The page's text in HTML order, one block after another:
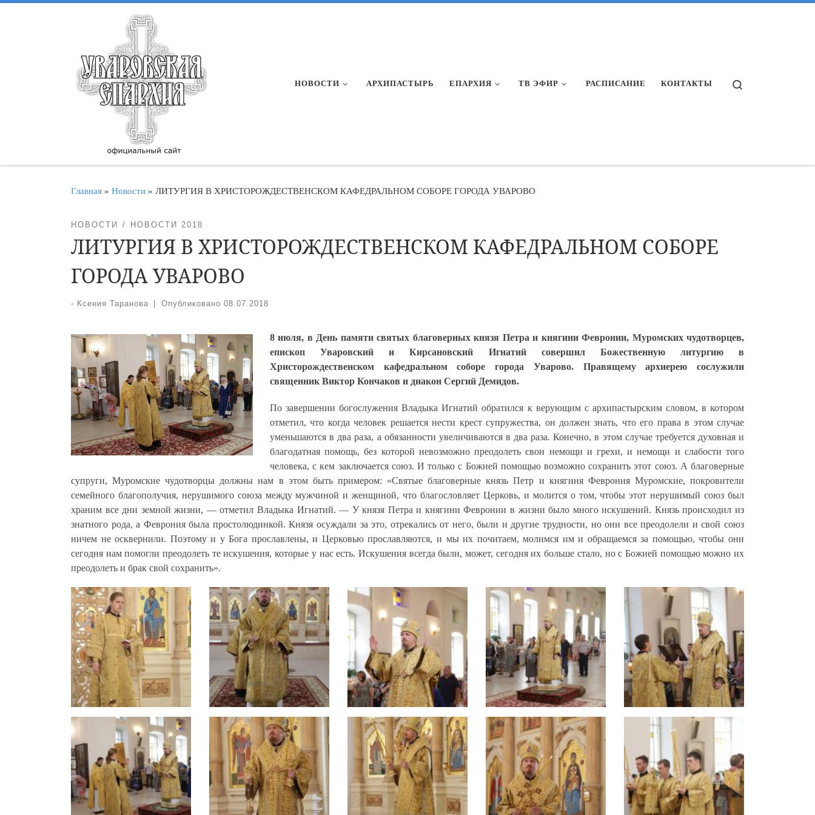
НОВОСТИ АРХИПАСТЫРЬ ЕПАРХИЯ ТВ ЭФИР РАСПИСАНИЕ КОНТАКТЫ
Главная » Новости » ЛИТУРГИЯ В ХРИСТОРОЖДЕСТВЕНСКОМ КАФЕДРАЛЬНОМ СОБОРЕ ГОРОДА УВАРОВО
НОВОСТИ НОВОСТИ 2018
ЛИТУРГИЯ В ХРИСТОРОЖДЕСТВЕНСКОМ КАФЕДРАЛЬНОМ СОБОРЕ
ГОРОДА УВАРОВО
- Ксения Таранова Опубликовано 08.07.2018
8 июля, в День памяти святых благоверных князя Петра и княгини Февронии, Муромских чудотворцев,
епископ Уваровский и Кирсановский Игнатий совершил Божественную литургию в
Христорождественском кафедральном соборе города Уварово. Правящему архиерею сослужили
священник Виктор Кончаков и диакон Сергий Демидов.
По завершении богослужения Владыка Игнатий обратился к верующим с архипастырским словом, в котором
отметил, что когда человек решается нести крест супружества, он должен знать, что его права в этом случае
уменьшаются в два раза, а обязанности увеличиваются в два раза. Конечно, в этом случае требуется духовная и
благодатная помощь, без которой невозможно преодолеть свои немощи и грехи, и немощи и слабости того
человека, с кем заключается союз. И только с Божией помощью возможно сохранить этот союз. А благоверные
супруги, Муромские чудотворцы должны нам в этом быть примером: «Святые благоверные князь Петр и княгиня Феврония Муромские, покровители
семейного благополучия, нерушимого союза между мужчиной и женщиной, что благословляет Церковь, и молится о том, чтобы этот нерушимый союз был
храним все дни земной жизни, — отметил Владыка Игнатий. — У князя Петра и княгини Февронии в жизни было много искушений. Князь происходил из
знатного рода, а Феврония была простолюдинкой. Князя осуждали за это, отрекались от него, были и другие трудности, но они все преодолели и свой союз
ничем не осквернили. Поэтому и у Бога прославлены, и Церковью прославляются, и мы их почитаем, молимся им и обращаемся за помощью, чтобы они
сегодня нам помогли преодолеть те искушения, которые у нас есть. Искушения всегда были, может, сегодня их больше стало, но с Божией помощью можно их
преодолеть и брак свой сохранить».